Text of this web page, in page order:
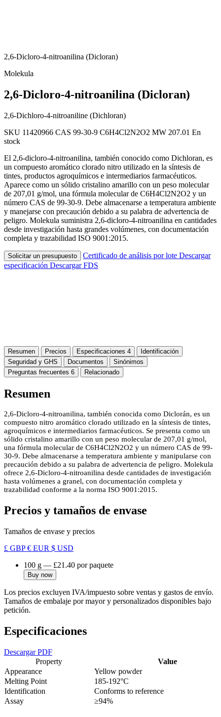
2,6-Dicloro-4-nitroanilina (Dicloran)
Molekula
2,6-Dicloro-4-nitroanilina (Dicloran)
2,6-Dichloro-4-nitroaniline (Dichloran)
SKU 11420966 CAS 99-30-9 C6H4Cl2N2O2 MW 207.01 En
stock
El 2,6-dicloro-4-nitroanilina, también conocido como Dichloran, es
un compuesto aromático clorado nitro utilizado en la síntesis de
tintes, productos agroquímicos e intermediarios farmacéuticos.
Aparece como un sólido cristalino amarillo con un peso molecular
de 207,01 g/mol, una fórmula molecular de C6H4Cl2N2O2 y un
número CAS de 99-30-9. Debe almacenarse a temperatura ambiente
y manejarse con precaución debido a su palabra de advertencia de
peligro. Molekula suministra 2,6-dicloro-4-nitroanilina en cantidades
desde investigación hasta grandes volúmenes, con documentación
completa y trazabilidad ISO 9001:2015.
Solicitar un presupuesto Certificado de análisis por lote Descargar
especificación Descargar FDS
Resumen Precios Especificaciones 4
Identificación
Seguridad y GHS
Documentos
Sinónimos
Preguntas frecuentes 6 Relacionado
Resumen
2,6-Dicloro-4-nitroanilina, también conocida como Diclorán, es un
compuesto nitro aromático clorado utilizado en la síntesis de tintes,
agroquímicos e intermediarios farmacéuticos. Se presenta como un
sólido cristalino amarillo con un peso molecular de 207,01 g/mol,
una fórmula molecular de C6H4Cl2N2O2 y un número CAS de 99-
30-9. Debe almacenarse a temperatura ambiente y manipularse con
precaución debido a su palabra de advertencia de peligro. Molekula
ofrece 2,6-Dicloro-4-nitroanilina desde cantidades de investigación
hasta volúmenes a granel, con documentación completa y
trazabilidad conforme a la norma ISO 9001:2015.
Precios y tamaños de envase
Tamaños de envase y precios
£ GBP€ EUR $ USD
100 g — £21.40 por paquete
Buy now
Los precios excluyen IVA/impuesto sobre ventas y gastos de envío.
Tamaños de embalaje por mayor y personalizados disponibles bajo
petición.
Especificaciones
Descargar PDF
Property
Value
Appearance
Yellow powder
Melting Point
185-192°C
Identification
Conforms to reference
Assay
≥94%